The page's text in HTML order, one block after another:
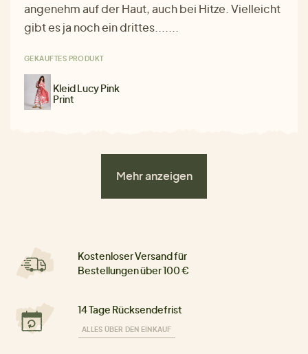
angenehm auf der Haut, auch bei Hitze. Vielleicht
gibt es ja noch ein drittes.......
GEKAUFTES PRODUKT
Kleid Lucy Pink
Print
Mehr anzeigen
Kostenloser Versand für
Bestellungen über 100 €
14 Tage Rücksendefrist
ALLES ÜBER DEN EINKAUF